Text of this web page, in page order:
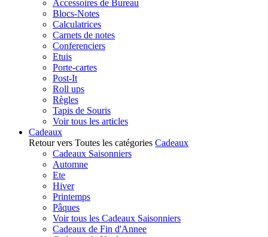
Accessoires de Bureau
Blocs-Notes
Calculatrices
Carnets de notes
Conferenciers
Etuis
Porte-cartes
Post-It
Roll ups
Règles
Tapis de Souris
Voir tous les articles
Cadeaux
Retour vers Toutes les catégories Cadeaux
Cadeaux Saisonniers
Automne
Ete
Hiver
Printemps
Pâques
Voir tous les Cadeaux Saisonniers
Cadeaux de Fin d'Annee